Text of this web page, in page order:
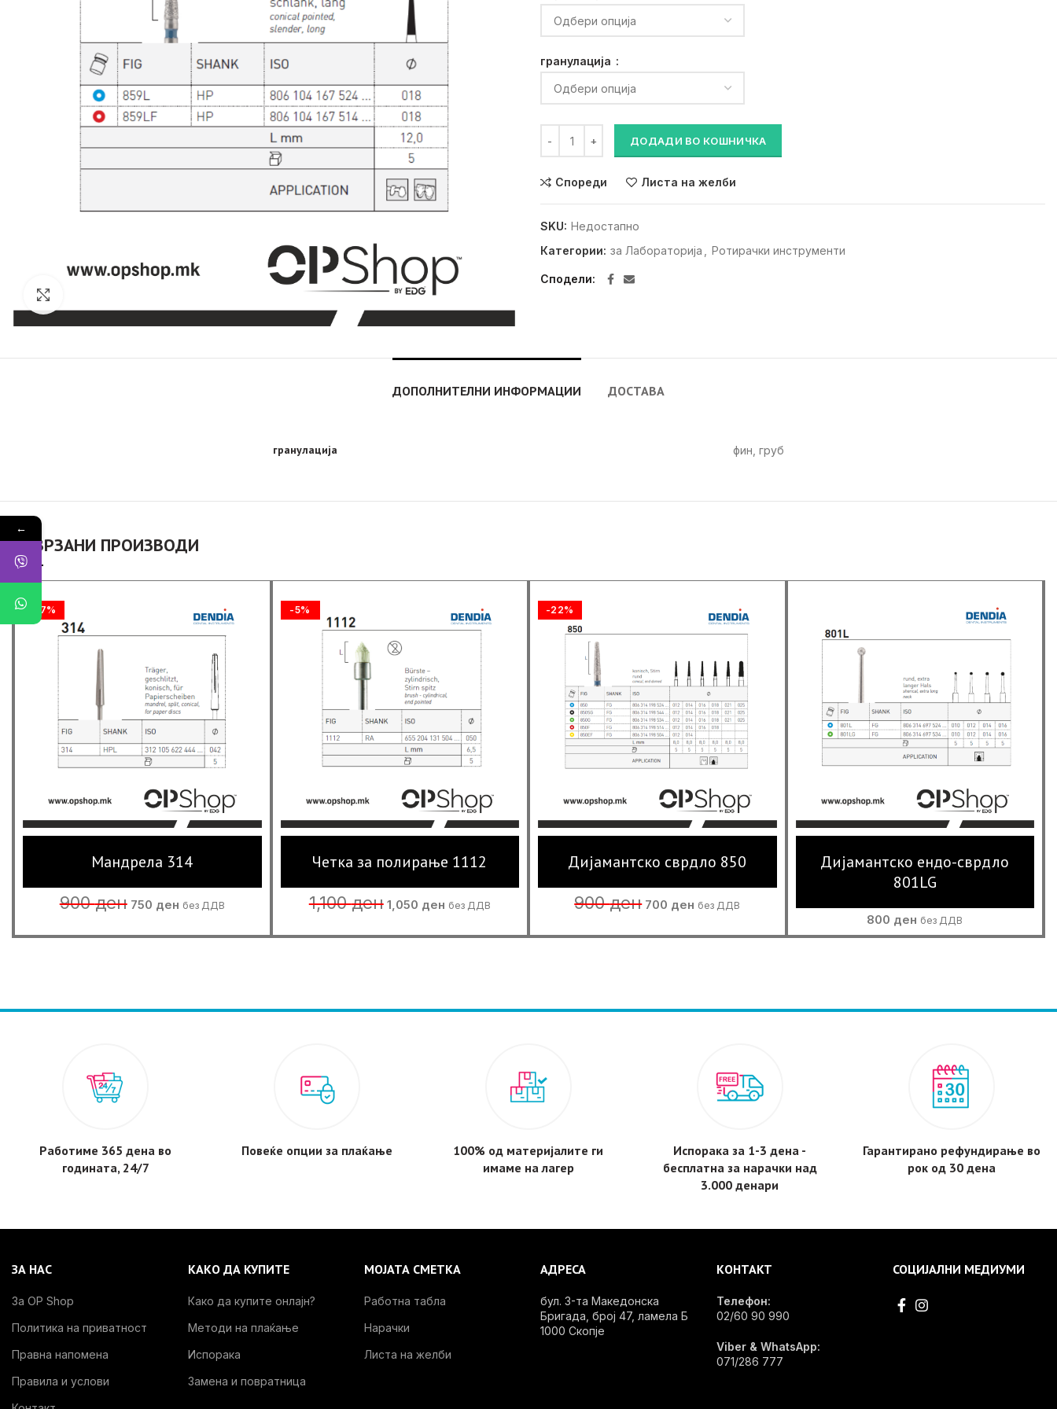
гранулација
ДОДАДИ ВО КОШНИЧКА
Спореди Листа на желби
SKU: Недостапно
Категории: за Лабораторија Ротирачки инструменти
Сподели
ДОПОЛНИТЕЛНИ ИНФОРМАЦИИ ДОСТАВА
гранулација фин, груб
ПОВРЗАНИ ПРОИЗВОДИ
-17%
Мандрела 314
900ден Original
price
900 ден.
750 ден
price
750 ден.
без ДДВ
-5%
Четка за полирање 1112
1,100ден Original
price
1,100 ден.
1,050 ден
price
1,050 ден.
без ДДВ
-22%
Дијамантско сврдло 850
900ден Original
price
900 ден.
700 ден
price
700 ден.
без ДДВ
Дијамантско ендо-сврдло
801LG
800 ден без ДДВ
Работиме 365 дена во
годината, 24/7
Повеќе опции за плаќање
100% од материјалите ги
имаме на лагер
Испорака за 1-3 дена -
бесплатнa за нарачки над
3.000 денари
Гарантирано рефундирање во
рок од 30 дена
ЗА НАС
За OP Shop
Политика на приватност
Правна напомена
Правила и услови
КАКО ДА КУПИТЕ
Како да купите онлајн?
Методи на плаќање
Испорака
Замена и повратница
МОЈАТА СМЕТКА
Работна табла
Нарачки
Листа на желби
АДРЕСА
бул. 3-та Македонска
Бригада, број 47, ламела Б
1000 Скопје
КОНТАКТ
Телефон:
02/60 90 990
Viber & WhatsApp:
071/286 777
СОЦИЈАЛНИ МЕДИУМИ
←